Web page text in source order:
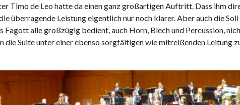
Timo de Leo hatte da einen ganz großartigen Auftritt. Dass ihm
überragende Leistung eigentlich nur noch klarer. Aber auch die
alle großzügig bedient, auch Horn, Blech und Percussion,
die Suite unter einer ebenso sorgfältigen wie mitreißenden Leitung